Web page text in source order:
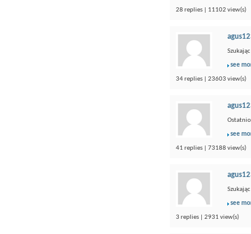
28 replies | 11102 view(s)
see
34 replies | 23603 view(s)
see
41 replies | 73188 view(s)
see
3 replies | 2931 view(s)